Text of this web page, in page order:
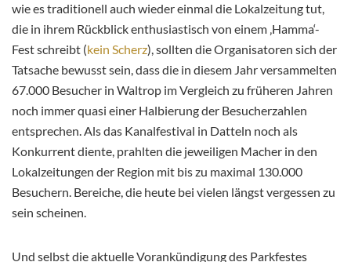
wie es traditionell auch wieder einmal die Lokalzeitung tut,
die in ihrem Rückblick enthusiastisch von einem ‚Hamma‘-
Fest schreibt (kein Scherz), sollten die Organisatoren sich der
Tatsache bewusst sein, dass die in diesem Jahr versammelten
67.000 Besucher in Waltrop im Vergleich zu früheren Jahren
noch immer quasi einer Halbierung der Besucherzahlen
entsprechen. Als das Kanalfestival in Datteln noch als
Konkurrent diente, prahlten die jeweiligen Macher in den
Lokalzeitungen der Region mit bis zu maximal 130.000
Besuchern. Bereiche, die heute bei vielen längst vergessen zu
sein scheinen.
Und selbst die aktuelle Vorankündigung des Parkfestes